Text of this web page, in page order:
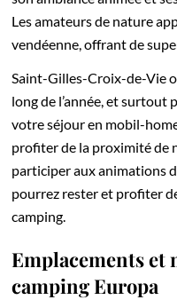
Les amateurs de nature
vendéenne, offrant de
Saint-Gilles-Croix-de-Vie
long de l’année, et surtout
votre séjour en mobil-
profiter de la proximité de
participer aux animations
pourrez rester et profiter
camping.
Emplacements et
camping Europa